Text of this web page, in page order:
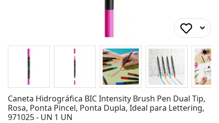
Caneta Hidrográfica BIC Intensity Brush Pen Dual Tip,
Rosa, Ponta Pincel, Ponta Dupla, Ideal para Lettering,
971025 - UN 1 UN